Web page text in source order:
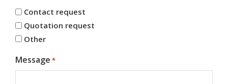
Contact request
Quotation request
Other
Message *